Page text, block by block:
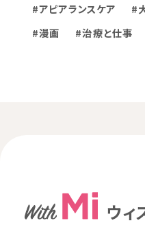
#アピアランスケア #
#漫画
#治療と仕事
ウィ